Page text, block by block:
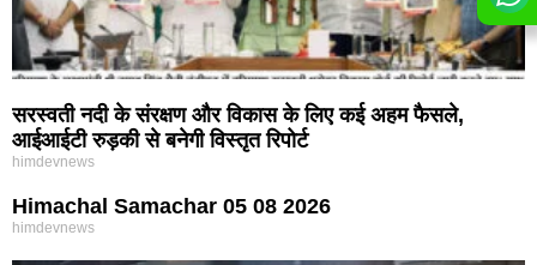
सरस्वती नदी के संरक्षण और विकास के लिए कई अहम फैसले,
आईआईटी रुड़की से बनेगी विस्तृत रिपोर्ट
himdevnews
Himachal Samachar 05 08 2026
himdevnews